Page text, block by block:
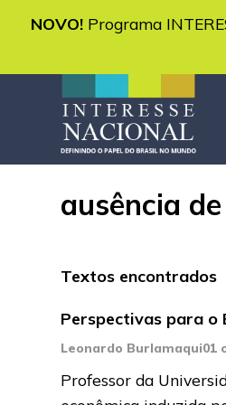
NOVO! Programa
ausência
Textos encontrados
Perspectivas para o
Leonardo Burlamaqui01
Professor da